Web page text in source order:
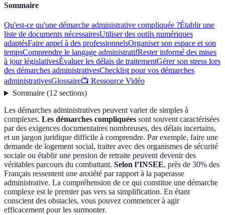
Sommaire
Qu'est-ce qu'une démarche administrative compliquée ?Établir une
liste de documents nécessairesUtiliser des outils numériques
adaptésFaire appel à des professionnelsOrganiser son espace et son
tempsComprendre le langage administratifRester informé des mises
à jour législativesÉvaluer les délais de traitementGérer son stress lors
des démarches administrativesChecklist pour vos démarches
administrativesGlossaire📺 Ressource Vidéo
Sommaire(12 sections)
Les démarches administratives peuvent varier de simples à
complexes. Les démarches compliquées sont souvent caractérisées
par des exigences documentaires nombreuses, des délais incertains,
et un jargon juridique difficile à comprendre. Par exemple, faire une
demande de logement social, traiter avec des organismes de sécurité
sociale ou établir une pension de retraite peuvent devenir des
véritables parcours du combattant. Selon l’INSEE, près de 30% des
Français ressentent une anxiété par rapport à la paperasse
administrative. La compréhension de ce qui constitue une démarche
complexe est le premier pas vers sa simplification. En étant
conscient des obstacles, vous pouvez commencer à agir
efficacement pour les surmonter.